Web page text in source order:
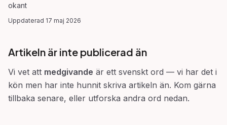
okant
Uppdaterad 17 maj 2026
Artikeln är inte publicerad än
Vi vet att medgivande är ett svenskt ord — vi har det i
kön men har inte hunnit skriva artikeln än. Kom gärna
tillbaka senare, eller utforska andra ord nedan.